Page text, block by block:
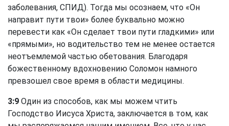
заболевания, СПИД). Тогда мы осознаем, что «Он
направит пути твои» более буквально можно
перевести как «Он сделает твои пути гладкими» или
«прямыми», но водительство тем не менее остается
неотъемлемой частью обетования. Благодаря
божественному вдохновению Соломон намного
превзошел свое время в области медицины.
3:9 Один из способов, как мы можем чтить
Господство Иисуса Христа, заключается в том, как